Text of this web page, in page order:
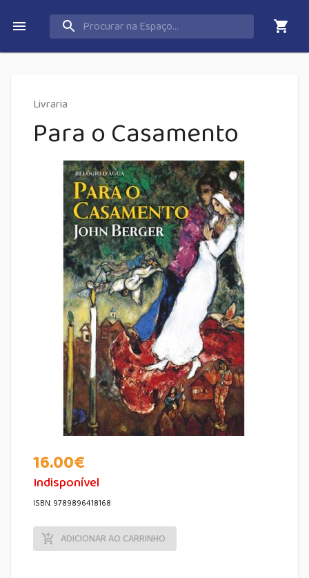
Livraria
Para o Casamento
16.00€
Indisponível
ISBN: 9789896418168
ADICIONAR AO CARRINHO